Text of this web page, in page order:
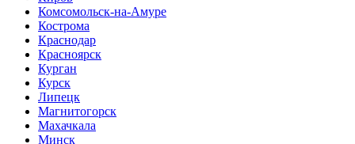
Комсомольск-на-Амуре
Кострома
Краснодар
Красноярск
Курган
Курск
Липецк
Магнитогорск
Махачкала
Минск